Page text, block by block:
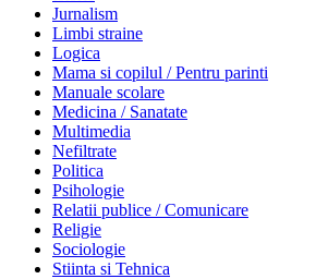
Jurnalism
Limbi straine
Logica
Mama si copilul / Pentru parinti
Manuale scolare
Medicina / Sanatate
Multimedia
Nefiltrate
Politica
Psihologie
Relatii publice / Comunicare
Religie
Sociologie
Stiinta si Tehnica